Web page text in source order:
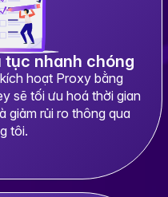
tục nhanh chóng
hoạt Proxy bằng
sẽ tối ưu hoá thời gian
giảm rủi ro thông qua
tôi.